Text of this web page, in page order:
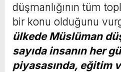
düşmanlığının tüm
bir konu olduğunu
ülkede Müslüman
sayıda insanın her
piyasasında, eğitim